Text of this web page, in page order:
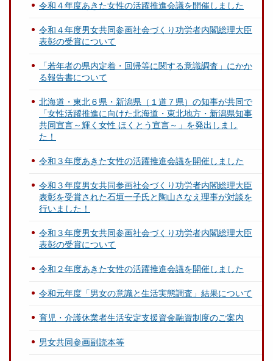
令和４年度あきた女性の活躍推進会議を開催しました
令和４年度男女共同参画社会づくり功労者内閣総理大臣
表彰の受賞について
「若年者の県内定着・回帰等に関する意識調査」にかか
る報告書について
北海道・東北６県・新潟県（１道７県）の知事が共同で
「女性活躍推進に向けた北海道・東北地方・新潟県知事
共同宣言～輝く女性 ほくとう宣言～」を発出しまし
た！
令和３年度あきた女性の活躍推進会議を開催しました
令和３年度男女共同参画社会づくり功労者内閣総理大臣
表彰を受賞された石垣一子氏と陶山さなえ理事が対談を
行いました！
令和３年度男女共同参画社会づくり功労者内閣総理大臣
表彰の受賞について
令和２年度あきた女性の活躍推進会議を開催しました
令和元年度「男女の意識と生活実態調査」結果について
育児・介護休業者生活安定支援資金融資制度のご案内
男女共同参画副読本等